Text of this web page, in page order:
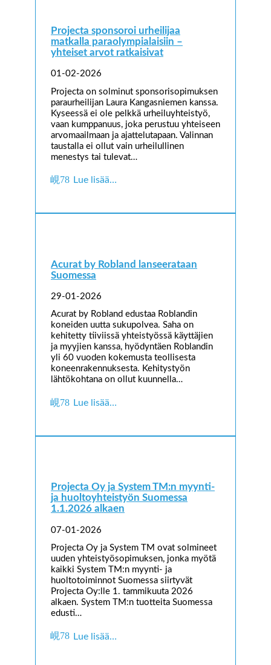
Projecta sponsoroi urheilijaa
matkalla paraolympialaisiin –
yhteiset arvot ratkaisivat
01-02-2026
Projecta on solminut sponsorisopimuksen
paraurheilijan Laura Kangasniemen kanssa.
Kyseessä ei ole pelkkä urheiluyhteistyö,
vaan kumppanuus, joka perustuu yhteiseen
arvomaailmaan ja ajattelutapaan. Valinnan
taustalla ei ollut vain urheilullinen
menestys tai tulevat…
Lue lisää…
Acurat by Robland lanseerataan
Suomessa
29-01-2026
Acurat by Robland edustaa Roblandin
koneiden uutta sukupolvea. Saha on
kehitetty tiiviissä yhteistyössä käyttäjien
ja myyjien kanssa, hyödyntäen Roblandin
yli 60 vuoden kokemusta teollisesta
koneenrakennuksesta. Kehitystyön
lähtökohtana on ollut kuunnella…
Lue lisää…
Projecta Oy ja System TM:n myynti-
ja huoltoyhteistyön Suomessa
1.1.2026 alkaen
07-01-2026
Projecta Oy ja System TM ovat solmineet
uuden yhteistyösopimuksen, jonka myötä
kaikki System TM:n myynti- ja
huoltotoiminnot Suomessa siirtyvät
Projecta Oy:lle 1. tammikuuta 2026
alkaen. System TM:n tuotteita Suomessa
edusti…
Lue lisää…